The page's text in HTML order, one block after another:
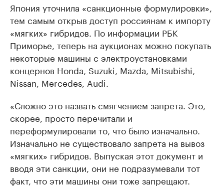
Япония уточнила «санкционные формулировки»,
тем самым открыв доступ россиянам к импорту
«мягких» гибридов. По информации РБК
Приморье, теперь на аукционах можно покупать
некоторые машины с электроустановками
концернов Honda, Suzuki, Mazda, Mitsubishi,
Nissan, Mercedes, Audi.
«Сложно это назвать смягчением запрета. Это,
скорее, просто перечитали и
переформулировали то, что было изначально.
Изначально не существовало запрета на вывоз
«мягких» гибридов. Выпуская этот документ и
вводя эти санкции, они не подразумевали тот
факт, что эти машины они тоже запрещают.